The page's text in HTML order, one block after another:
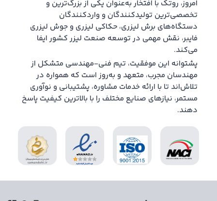
امروز، روتک با افتخار به‌عنوان یکی از بزرگ‌ترین و
تخصصی‌ترین تولیدکنندگان و واردکنندگان
دستگاه‌های برش لیزری، حکاکی لیزری و جوش لیزری
فایبر، نقش مهمی در توسعه صنعت لیزر کشور ایفا
می‌کند.
پشتوانه این موفقیت، تیم فنی-مهندسی متشکل از
مهندسان مجرب، متعهد و به‌روز است که همواره در
تلاش‌اند تا با ارائه خدمات مشاوره، پشتیبانی و نوآوری
مستمر، نیازهای صنایع مختلف را با بالاترین کیفیت پاسخ
دهند.